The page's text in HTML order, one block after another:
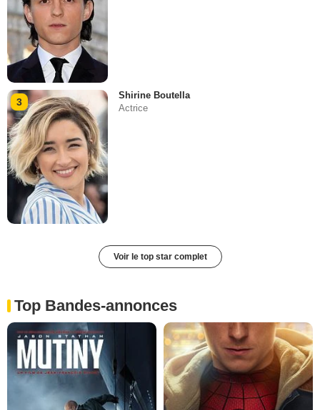
3
Shirine Boutella
Actrice
Voir le top star complet
Top Bandes-annonces